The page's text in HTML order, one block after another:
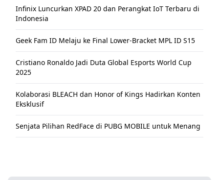
Infinix Luncurkan XPAD 20 dan Perangkat IoT Terbaru di
Indonesia
Geek Fam ID Melaju ke Final Lower-Bracket MPL ID S15
Cristiano Ronaldo Jadi Duta Global Esports World Cup
2025
Kolaborasi BLEACH dan Honor of Kings Hadirkan Konten
Eksklusif
Senjata Pilihan RedFace di PUBG MOBILE untuk Menang